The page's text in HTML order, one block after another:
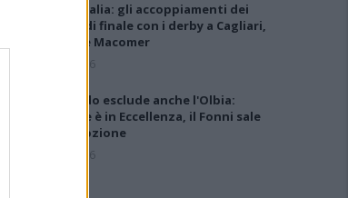
Coppa Italia: gli accoppiamenti dei
16esimi di finale con i derby a Cagliari,
Sassari e Macomer
5 Ago 2026
Il CR sardo esclude anche l'Olbia:
l'Usinese è in Eccellenza, il Fonni sale
in Promozione
5 Ago 2026